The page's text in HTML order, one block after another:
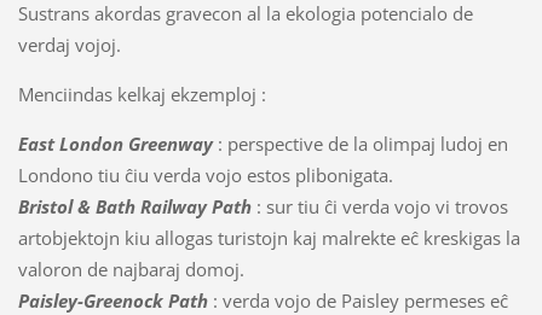
Sustrans akordas gravecon al la ekologia potencialo de
verdaj vojoj.
Menciindas kelkaj ekzemploj :
East London Greenway: perspective de la olimpaj ludoj en
Londono tiu ĉiu verda vojo estos plibonigata.
Bristol & Bath Railway Path : sur tiu ĉi verda vojo vi trovos
artobjektojn kiu allogas turistojn kaj malrekte eĉ kreskigas la
valoron de najbaraj domoj.
Paisley-Greenock Path: verda vojo de Paisley permeses eĉ